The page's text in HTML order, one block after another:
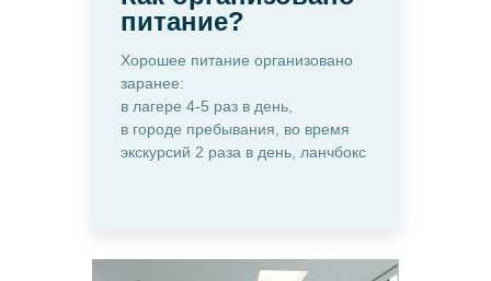
питание?
Хорошее питание организовано
заранее:
в лагере 4-5 раз в день,
в городе пребывания, во время
экскурсий 2 раза в день, ланчбокс